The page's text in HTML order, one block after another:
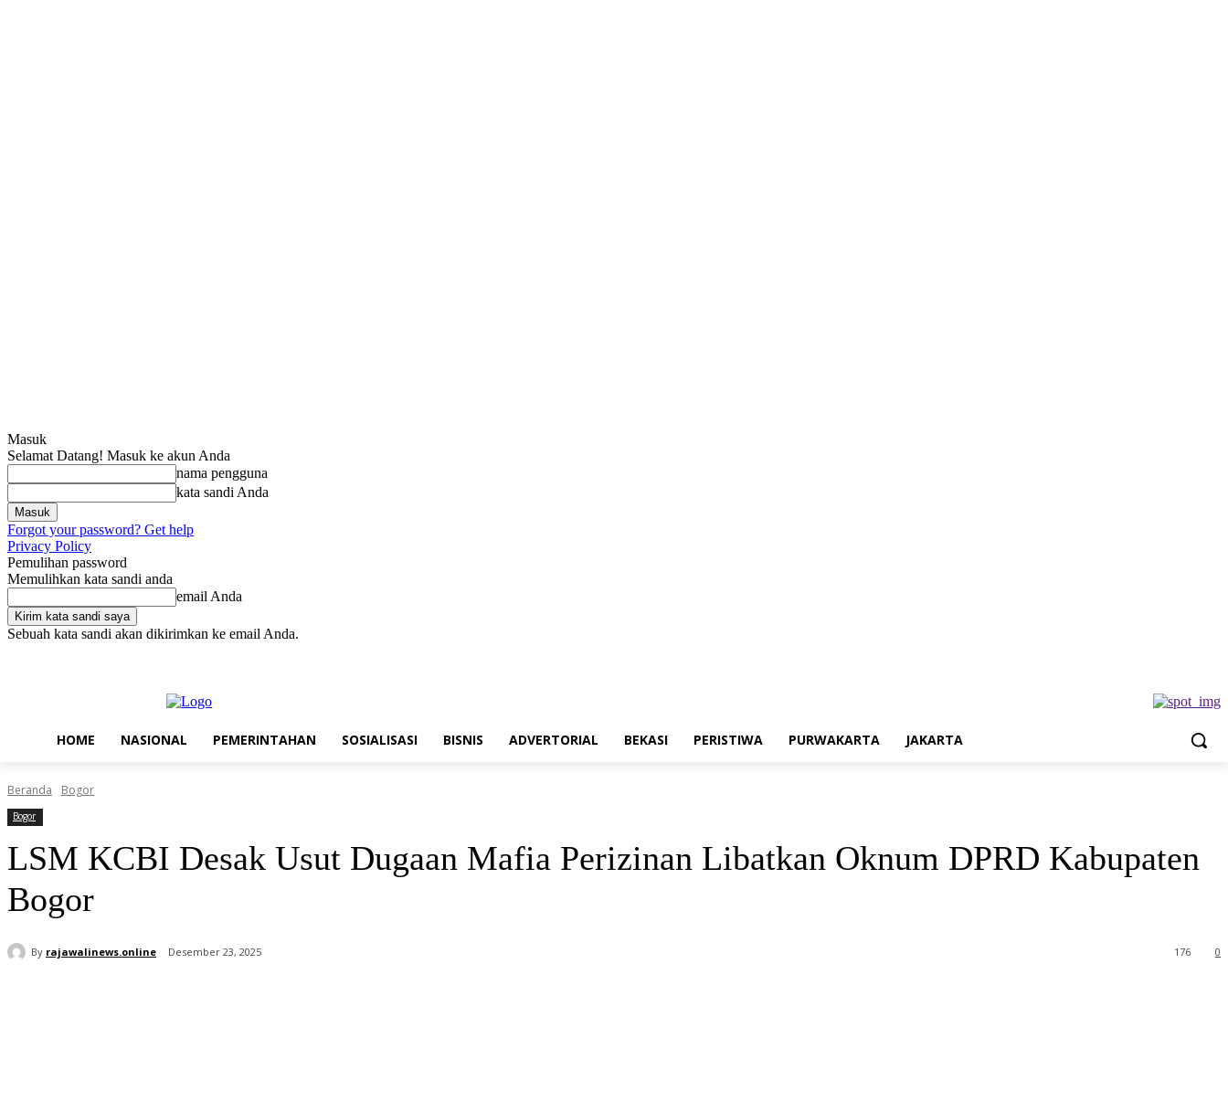
Masuk
Selamat Datang! Masuk ke akun Anda
nama pengguna
kata sandi Anda
Forgot your password? Get help
Privacy Policy
Pemulihan password
Memulihkan kata sandi anda
email Anda
Sebuah kata sandi akan dikirimkan ke email Anda.
HOME NASIONAL PEMERINTAHAN SOSIALISASI BISNIS ADVERTORIAL BEKASI PERISTIWA PURWAKARTA JAKARTA
Beranda Bogor
Bogor
LSM KCBI Desak Usut Dugaan Mafia Perizinan Libatkan Oknum DPRD Kabupaten
Bogor
By rajawalinews.online Desember 23, 2025 0
176